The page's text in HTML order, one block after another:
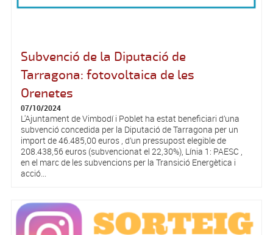
Subvenció de la Diputació de
Tarragona: fotovoltaica de les
Orenetes
07/10/2024
L'Ajuntament de Vimbodí i Poblet ha estat beneficiari d’una
subvenció concedida per la Diputació de Tarragona per un
import de 46.485,00 euros , d’un pressupost elegible de
208.438,56 euros (subvencionat el 22,30%), Línia 1: PAESC ,
en el marc de les subvencions per la Transició Energètica i
acció...